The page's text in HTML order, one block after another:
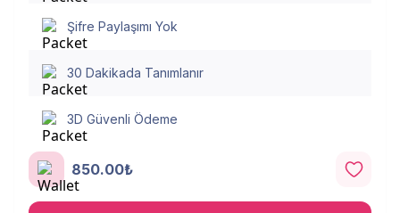
Şifre Paylaşımı Yok
30 Dakikada Tanımlanır
3D Güvenli Ödeme
850.00₺